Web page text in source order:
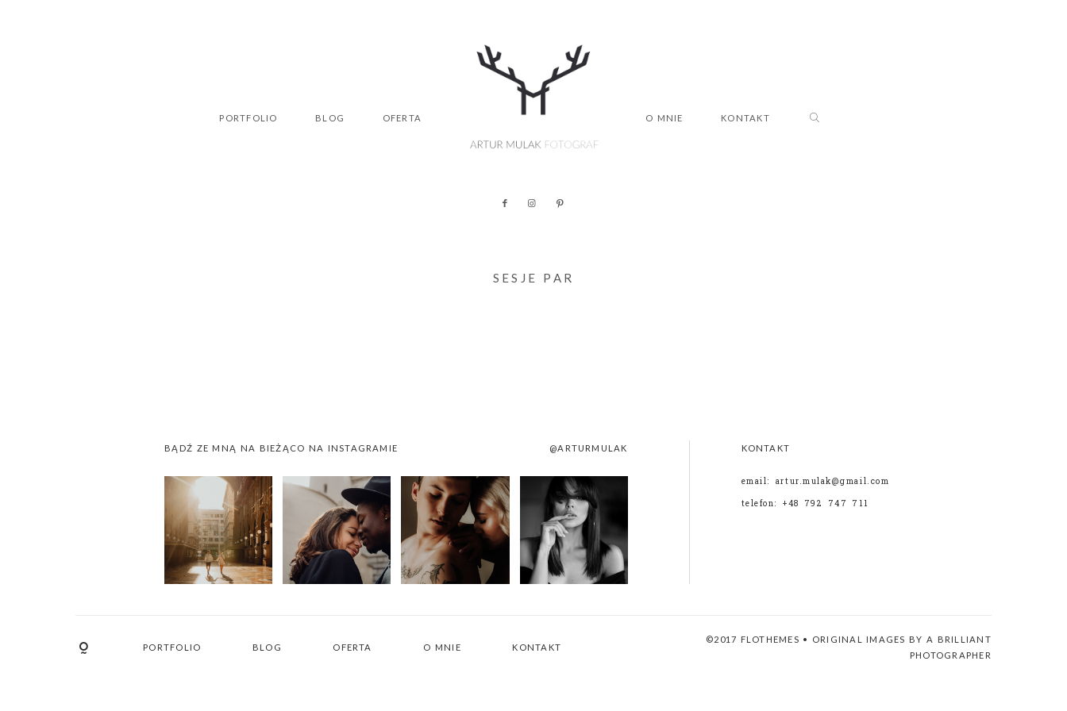
PORTFOLIO BLOG OFERTA O MNIE KONTAKT
SESJE PAR
BĄDŹ ZE MNĄ NA BIEŻĄCO NA INSTAGRAMIE @ARTURMULAK KONTAKT
email: artur.mulak@gmail.com
telefon: +48 792 747 711
PORTFOLIO BLOG OFERTA O MNIE KONTAKT
©2017 FLOTHEMES • ORIGINAL IMAGES BY A BRILLIANT
PHOTOGRAPHER